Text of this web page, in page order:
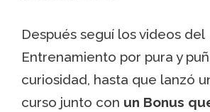
Después seguí los videos del
Entrenamiento por pura y
curiosidad, hasta que lanzó
curso junto con un Bonus